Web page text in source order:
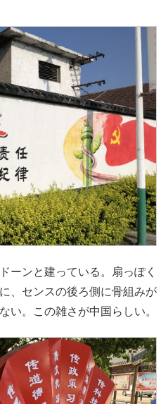
ーンと建っている。扇っぽく
、センスの後ろ側に骨組みが
い。この雑さが中国らしい。